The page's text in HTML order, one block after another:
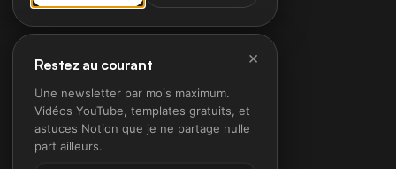
×
Restez au courant
Une newsletter par mois maximum.
Vidéos YouTube, templates gratuits, et
astuces Notion que je ne partage nulle
part ailleurs.